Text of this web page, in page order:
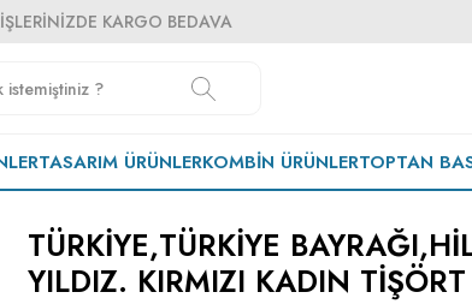
KARGO BEDAVA
TASARIM ÜRÜNLERKOMBIN ÜRÜNLERTOPTAN
TÜRKIYE,TÜRKIYE
YILDIZ. KIRMIZI KADIN TIŞÖRT